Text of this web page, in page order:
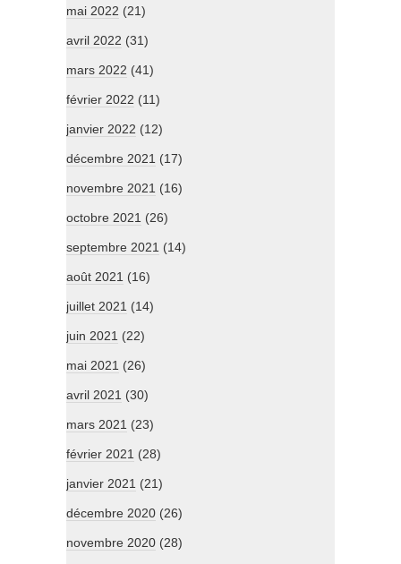
mai 2022 (21)
avril 2022 (31)
mars 2022 (41)
février 2022 (11)
janvier 2022 (12)
décembre 2021 (17)
novembre 2021 (16)
octobre 2021 (26)
septembre 2021 (14)
août 2021 (16)
juillet 2021 (14)
juin 2021 (22)
mai 2021 (26)
avril 2021 (30)
mars 2021 (23)
février 2021 (28)
janvier 2021 (21)
décembre 2020 (26)
novembre 2020 (28)